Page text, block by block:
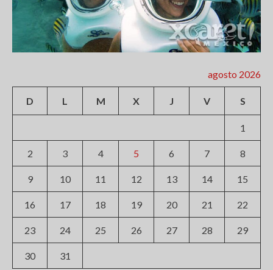
agosto 2026
D L M X J V S
1
2 3 4 5 6 7 8
9 10 11 12 13 14 15
16 17 18 19 20 21 22
23 24 25 26 27 28 29
30 31